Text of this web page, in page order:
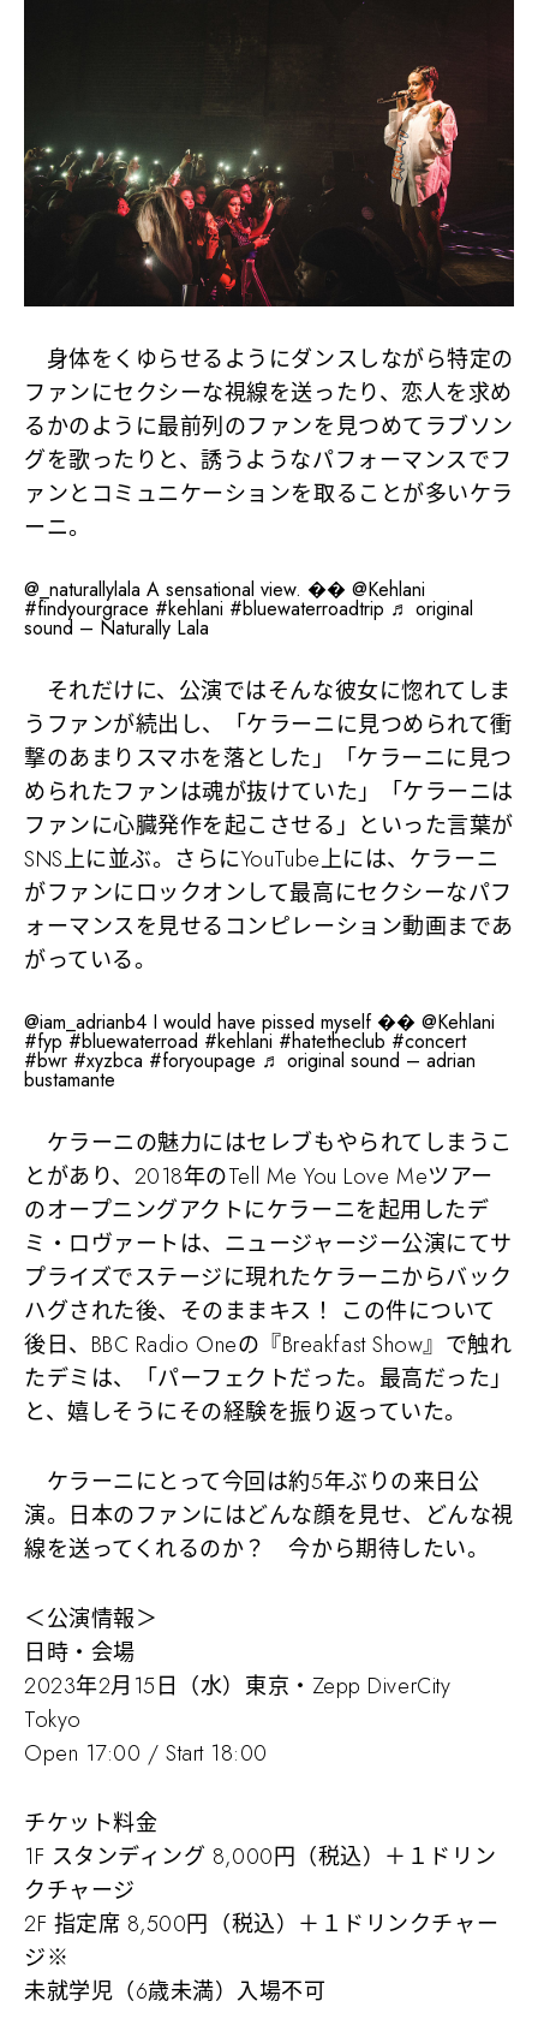
身体をくゆらせるようにダンスしながら特定の
ファンにセクシーな視線を送ったり、恋人を求め
るかのように最前列のファンを見つめてラブソン
グを歌ったりと、誘うようなパフォーマンスでフ
ァンとコミュニケーションを取ることが多いケラ
ーニ。
@_naturallylala A sensational view. �� @Kehlani
#findyourgrace #kehlani #bluewaterroadtrip ♬ original
sound – Naturally Lala
それだけに、公演ではそんな彼女に惚れてしま
うファンが続出し、「ケラーニに見つめられて衝
撃のあまりスマホを落とした」「ケラーニに見つ
められたファンは魂が抜けていた」「ケラーニは
ファンに心臓発作を起こさせる」といった言葉が
SNS上に並ぶ。さらにYouTube上には、ケラーニ
がファンにロックオンして最高にセクシーなパフ
ォーマンスを見せるコンピレーション動画まであ
がっている。
@iam_adrianb4 I would have pissed myself �� @Kehlani
#fyp #bluewaterroad #kehlani #hatetheclub #concert
#bwr #xyzbca #foryoupage ♬ original sound – adrian
bustamante
ケラーニの魅力にはセレブもやられてしまうこ
とがあり、2018年のTell Me You Love Meツアー
のオープニングアクトにケラーニを起用したデ
ミ・ロヴァートは、ニュージャージー公演にてサ
プライズでステージに現れたケラーニからバック
ハグされた後、そのままキス！ この件について
後日、BBC Radio Oneの『Breakfast Show』で触れ
たデミは、「パーフェクトだった。最高だった」
と、嬉しそうにその経験を振り返っていた。
ケラーニにとって今回は約5年ぶりの来日公
演。日本のファンにはどんな顔を見せ、どんな視
線を送ってくれるのか？ 今から期待したい。
＜公演情報＞
日時・会場
2023年2月15日（水）東京・Zepp DiverCity
Tokyo
Open 17:00 / Start 18:00
チケット料金
1F スタンディング 8,000円（税込）＋１ドリン
クチャージ
2F 指定席 8,500円（税込）＋１ドリンクチャー
ジ※
未就学児（6歳未満）入場不可